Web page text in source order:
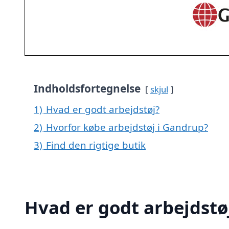
Indholdsfortegnelse skjul
1) Hvad er godt arbejdstøj?
2) Hvorfor købe arbejdstøj i Gandrup?
3) Find den rigtige butik
Hvad er godt